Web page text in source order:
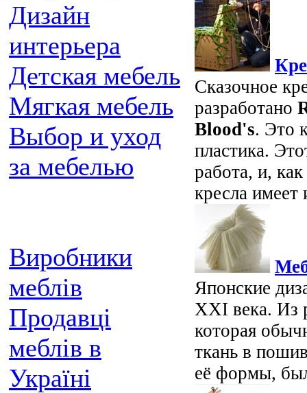
Дизайн
интерьера
Детская мебель
Мягкая мебель
Выбор и уход
за мебелью
Виробники
меблів
Продавці
меблів в
Україні
Сказочное
разработано
Blood's. Это
пластика.
работа, и,
кресла имеет
Японские
XXI века. Из
которая
ткань в
её формы,